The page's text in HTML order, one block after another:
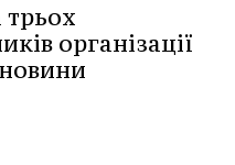
організації